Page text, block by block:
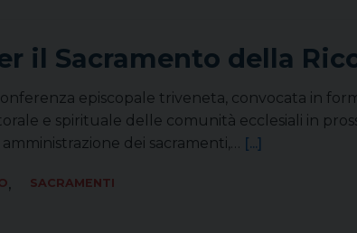
il Sacramento della
episcopale triveneta, convocata in
e spirituale delle comunità ecclesiali in
dei sacramenti,… [...]
,
SACRAMENTI